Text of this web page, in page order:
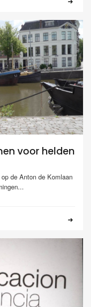
voor helden
de Anton de Komlaan